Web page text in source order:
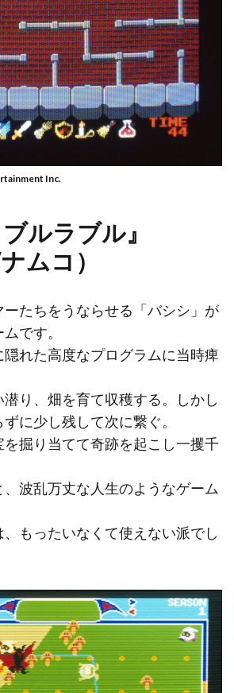
Inc.
ルラブル』
ムコ）
たちをうならせる「バシシ」が
です。
れた高度なプログラムに当時痺
り、畑を育て収穫する。しかし
に少し残して次に繋ぐ。
掘り当てて奇跡を起こし一攫千
波乱万丈な人生のようなゲーム
もったいなくて使えない派でし